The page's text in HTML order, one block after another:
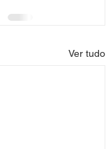
Ver tudo